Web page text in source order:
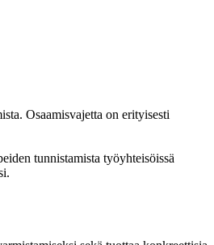
Osaamisvajetta on erityisesti
tunnistamista työyhteisöissä